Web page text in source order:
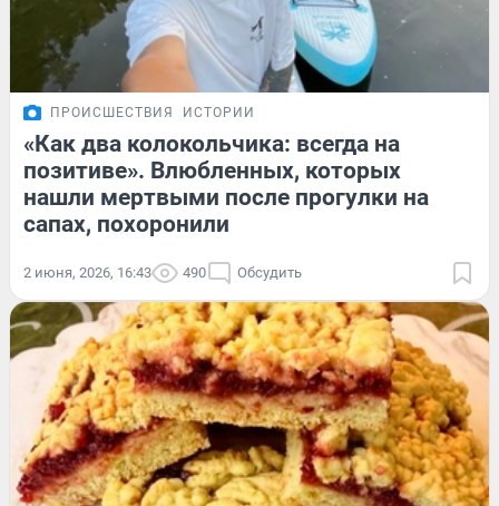
ПРОИСШЕСТВИЯ ИСТОРИИ
«Как два колокольчика: всегда на
позитиве». Влюбленных, которых
нашли мертвыми после прогулки на
сапах, похоронили
2 июня, 2026, 16:43 490 Обсудить